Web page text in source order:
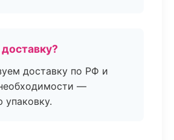
доставку по РФ и
—
упаковку.